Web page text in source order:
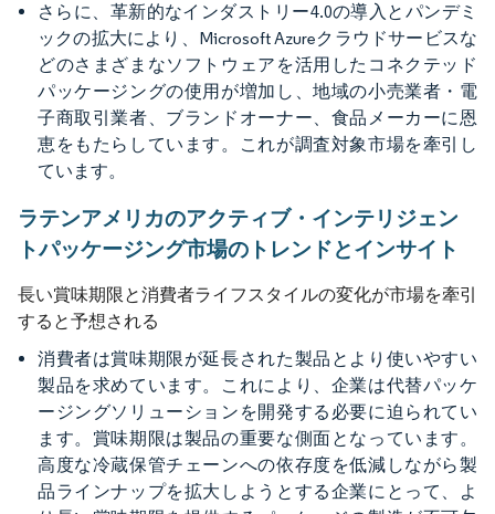
さらに、革新的なインダストリー4.0の導入とパンデミ
ックの拡大により、Microsoft Azureクラウドサービスな
どのさまざまなソフトウェアを活用したコネクテッド
パッケージングの使用が増加し、地域の小売業者・電
子商取引業者、ブランドオーナー、食品メーカーに恩
恵をもたらしています。これが調査対象市場を牽引し
ています。
ラテンアメリカのアクティブ・インテリジェン
トパッケージング市場のトレンドとインサイト
長い賞味期限と消費者ライフスタイルの変化が市場を牽引
すると予想される
消費者は賞味期限が延長された製品とより使いやすい
製品を求めています。これにより、企業は代替パッケ
ージングソリューションを開発する必要に迫られてい
ます。賞味期限は製品の重要な側面となっています。
高度な冷蔵保管チェーンへの依存度を低減しながら製
品ラインナップを拡大しようとする企業にとって、よ